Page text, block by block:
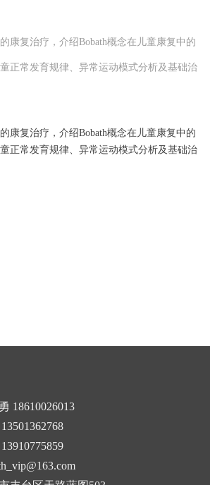
康复治疗，介绍Bobath概念在儿童康复中的
正常发育规律、异常运动模式分析及基础治
康复治疗，介绍Bobath概念在儿童康复中的
正常发育规律、异常运动模式分析及基础治
18610026013